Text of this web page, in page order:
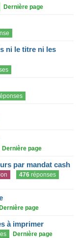
Dernière page
ni le titre ni les
Dernière page
par mandat cash
476 réponses
Dernière page
à imprimer
Dernière page